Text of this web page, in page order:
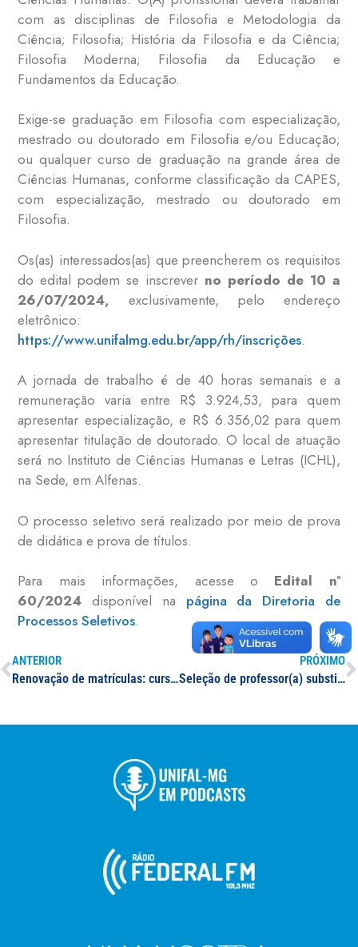
com as disciplinas de Filosofia e Metodologia da
Ciência; Filosofia; História da Filosofia e da Ciência;
Filosofia Moderna; Filosofia da Educação e
Fundamentos da Educação.
Exige-se graduação em Filosofia com especialização,
mestrado ou doutorado em Filosofia e/ou Educação;
ou qualquer curso de graduação na grande área de
Ciências Humanas, conforme classificação da CAPES,
com especialização, mestrado ou doutorado em
Filosofia.
Os(as) interessados(as) que preencherem os requisitos
do edital podem se inscrever no período de 10 a
26/07/2024,exclusivamente, pelo endereço
eletrônico:
https://www.unifalmg.edu.br/app/rh/inscrições.
A jornada de trabalho é de 40 horas semanais e a
remuneração varia entre R$ 3.924,53, para quem
apresentar especialização, e R$ 6.356,02 para quem
apresentar titulação de doutorado. O local de atuação
será no Instituto de Ciências Humanas e Letras (ICHL),
na Sede, em Alfenas.
O processo seletivo será realizado por meio de prova
de didática e prova de títulos.
Para mais informações, acesse o Edital nº
60/2024 disponível na página da Diretoria de
Processos Seletivos.
ANTERIOR
Renovação de matrículas: cursos de graduação e pós-graduação
PRÓXIMO
Seleção de professor(a) substituto(a) na área de Ciências da Saúde